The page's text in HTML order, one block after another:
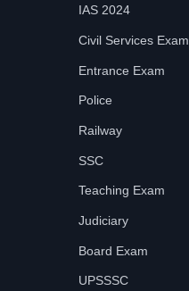
IAS 2024
Civil Services Exam
Entrance Exam
Police
Railway
SSC
Teaching Exam
Judiciary
Board Exam
UPSSSC